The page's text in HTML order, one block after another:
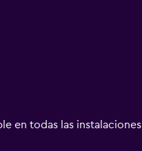
en todas las instalaciones